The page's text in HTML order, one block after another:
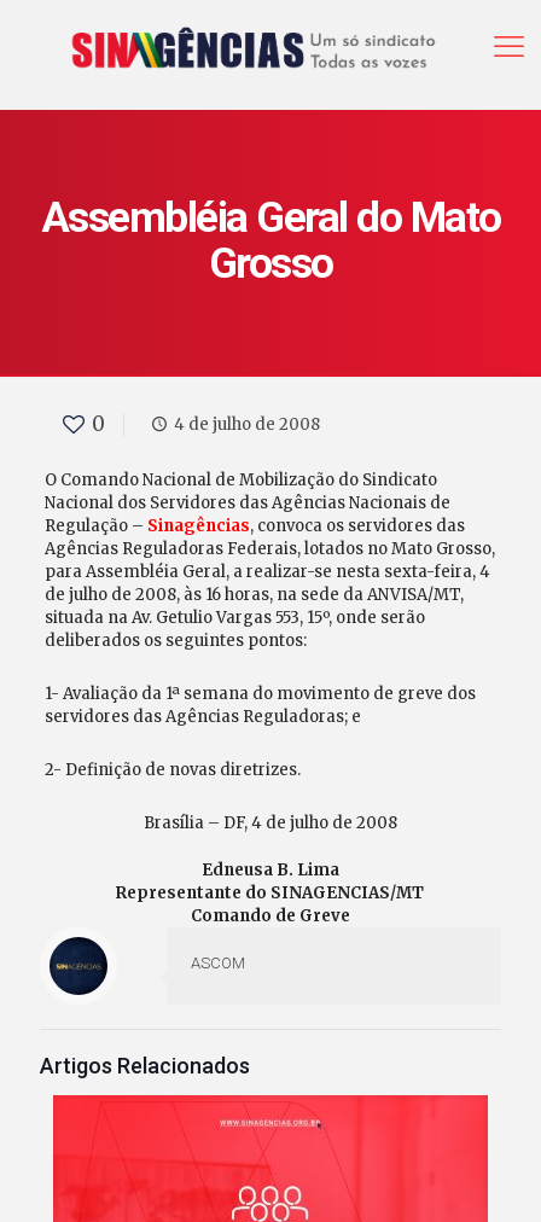
Assembléia Geral do Mato
Grosso
0 4 de julho de 2008
O Comando Nacional de Mobilização do Sindicato
Nacional dos Servidores das Agências Nacionais de
Regulação – Sinagências, convoca os servidores das
Agências Reguladoras Federais, lotados no Mato Grosso,
para Assembléia Geral, a realizar-se nesta sexta-feira, 4
de julho de 2008, às 16 horas, na sede da ANVISA/MT,
situada na Av. Getulio Vargas 553, 15º, onde serão
deliberados os seguintes pontos:
1- Avaliação da 1ª semana do movimento de greve dos
servidores das Agências Reguladoras; e
2- Definição de novas diretrizes.
Brasília – DF, 4 de julho de 2008
Edneusa B. Lima
Representante do SINAGENCIAS/MT
Comando de Greve
ASCOM
Artigos Relacionados